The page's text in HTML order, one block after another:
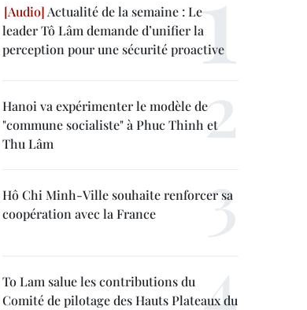
Actualité de la semaine : Le
leader Tô Lâm demande d’unifier la
perception pour une sécurité proactive
Hanoi va expérimenter le modèle de
"commune socialiste" à Phuc Thinh et
Thu Lâm
Hô Chi Minh-Ville souhaite renforcer sa
coopération avec la France
To Lam salue les contributions du
Comité de pilotage des Hauts Plateaux du